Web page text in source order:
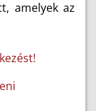
amelyek az